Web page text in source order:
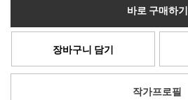
바로 구매하기
장바구니 담기
작가프로필